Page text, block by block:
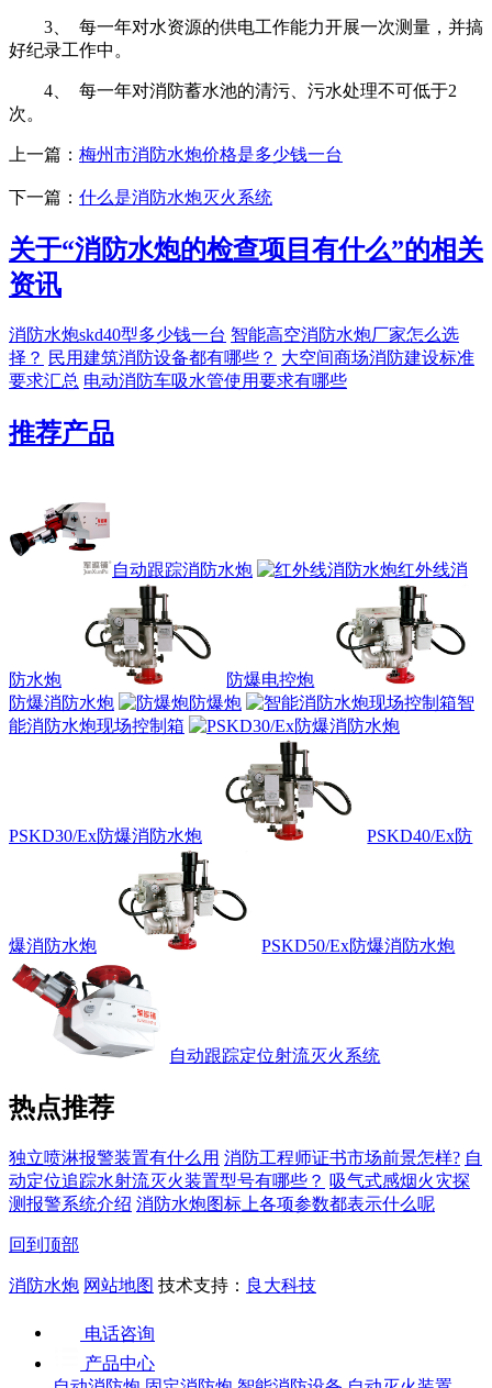
3、 每一年对水资源的供电工作能力开展一次测量，并搞
好纪录工作中。
4、 每一年对消防蓄水池的清污、污水处理不可低于2
次。
上一篇： 梅州市消防水炮价格是多少钱一台
下一篇： 什么是消防水炮灭火系统
关于“消防水炮的检查项目有什么”的相关
资讯
消防水炮skd40型多少钱一台 智能高空消防水炮厂家怎么选
择？ 民用建筑消防设备都有哪些？ 大空间商场消防建设标准
要求汇总 电动消防车吸水管使用要求有哪些
推荐产品
自动跟踪消防水炮 红外线消
防水炮
防爆电控炮
防爆消防水炮
防爆炮
智
能消防水炮现场控制箱
PSKD30/Ex防爆消防水炮 PSKD40/Ex防
爆消防水炮 PSKD50/Ex防爆消防水炮
自动跟踪定位射流灭火系统
热点推荐
独立喷淋报警装置有什么用 消防工程师证书市场前景怎样? 自
动定位追踪水射流灭火装置型号有哪些？ 吸气式感烟火灾探
测报警系统介绍 消防水炮图标上各项参数都表示什么呢
回到顶部
消防水炮 网站地图 技术支持： 良大科技
电话咨询
产品中心